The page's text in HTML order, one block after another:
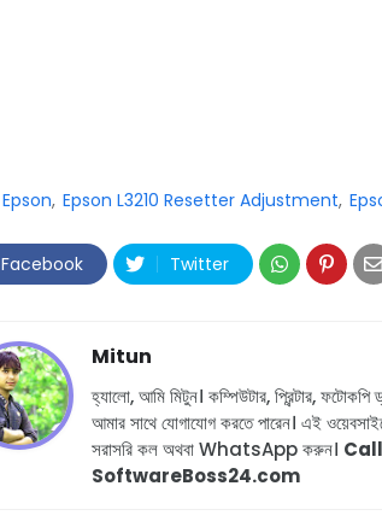
Epson Epson L3210 Resetter Adjustment
Facebook Twitter
Mitun
হ্যালো, আমি মিটুন। কম্পিউটার, প্রিন্টার,
আমার সাথে যোগাযোগ করতে পারেন। এই
সরাসরি কল অথবা WhatsApp করুন।
SoftwareBoss24.com